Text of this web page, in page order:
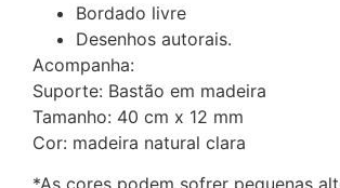
Bordado livre
Desenhos autorais.
Acompanha:
Suporte: Bastão em madeira
Tamanho: 40 cm x 12 mm
Cor: madeira natural clara